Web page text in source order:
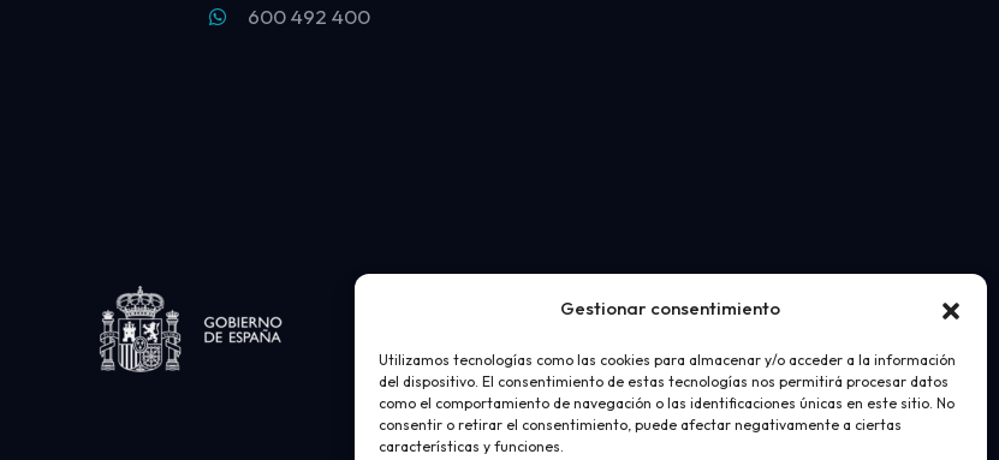
Gestionar consentimiento
Utilizamos tecnologías como las cookies para almacenar y/o acceder a la información
del dispositivo. El consentimiento de estas tecnologías nos permitirá procesar datos
como el comportamiento de navegación o las identificaciones únicas en este sitio. No
consentir o retirar el consentimiento, puede afectar negativamente a ciertas
características y funciones.
600 492 400